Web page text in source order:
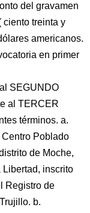
del gravamen
ciento treinta y
americanos.
en primer
SEGUNDO
al TERCER
términos. a.
Poblado
de Moche,
Libertad, inscrito
Registro de
b.